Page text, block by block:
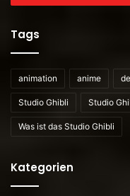
Mailadresse
Tags
animation anime
Studio Ghibli Studio
Was ist das Studio Ghibli
Kategorien